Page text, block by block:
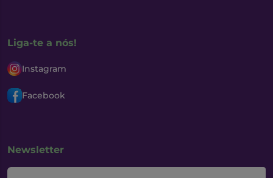
Liga-te a nós!
Instagram
Facebook
Newsletter